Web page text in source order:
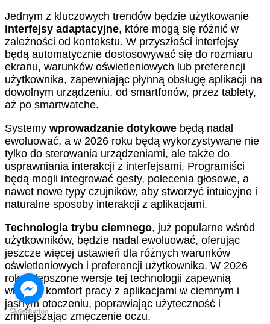
Jednym z kluczowych trendów będzie użytkowanie
interfejsy adaptacyjne, które mogą się różnić w
zależności od kontekstu. W przyszłości interfejsy
będą automatycznie dostosowywać się do rozmiaru
ekranu, warunków oświetleniowych lub preferencji
użytkownika, zapewniając płynną obsługę aplikacji na
dowolnym urządzeniu, od smartfonów, przez tablety,
aż po smartwatche.
Systemy wprowadzanie dotykowe będą nadal
ewoluować, a w 2026 roku będą wykorzystywane nie
tylko do sterowania urządzeniami, ale także do
usprawniania interakcji z interfejsami. Programiści
będą mogli integrować gesty, polecenia głosowe, a
nawet nowe typy czujników, aby stworzyć intuicyjne i
naturalne sposoby interakcji z aplikacjami.
Technologia trybu ciemnego, już popularne wśród
użytkowników, będzie nadal ewoluować, oferując
jeszcze więcej ustawień dla różnych warunków
oświetleniowych i preferencji użytkownika. W 2026
roku ulepszone wersje tej technologii zapewnią
większy komfort pracy z aplikacjami w ciemnym i
jasnym otoczeniu, poprawiając użyteczność i
zmniejszając zmęczenie oczu.